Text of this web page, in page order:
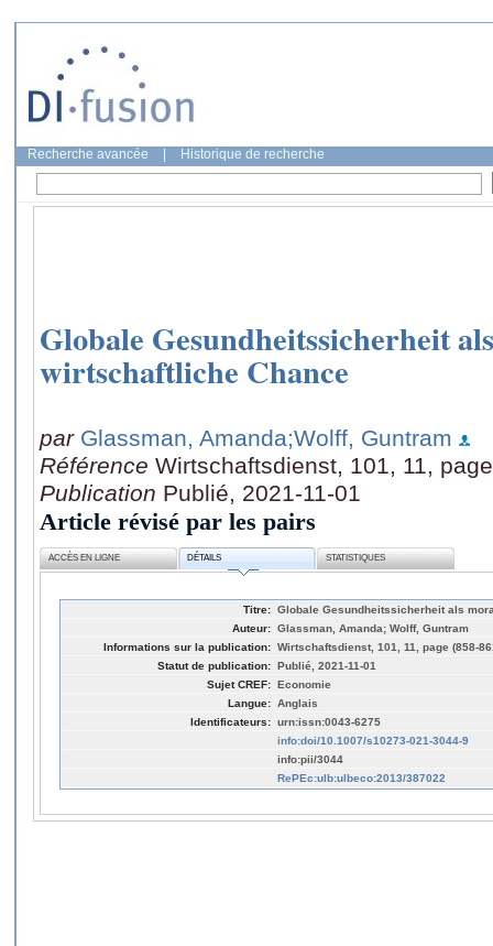
Recherche avancée Historique de recherche
Globale Gesundheitssicherheit
wirtschaftliche Chance
par Glassman, Amanda;Wolff, Guntram
Référence Wirtschaftsdienst, 101, 11,
Publication Publié, 2021-11-01
Article révisé par les pairs
ACCÈS EN LIGNE DÉTAILS STATISTIQUES
Titre: Globale Gesundheitssicherheit als
Auteur: Glassman, Amanda; Wolff, Guntram
Informations sur la publication: Wirtschaftsdienst, 101, 11, page (858-
Statut de publication: Publié, 2021-11-01
Sujet CREF: Economie
Langue: Anglais
Identificateurs: urn:issn:0043-6275
info:doi/10.1007/s10273-021-3044-9
info:pii/3044
RePEc:ulb:ulbeco:2013/387022